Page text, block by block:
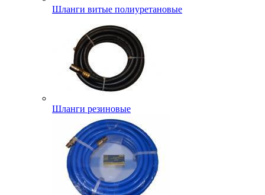
Шланги витые полиуретановые
Шланги резиновые